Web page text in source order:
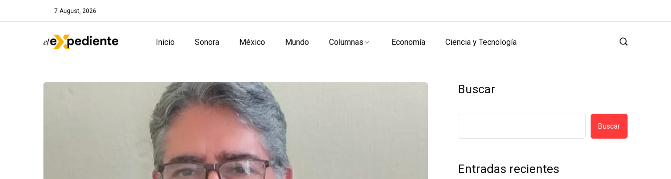
7 August, 2026
Inicio Sonora México Mundo Columnas Economía Ciencia y Tecnología
Buscar
Buscar
Entradas recientes